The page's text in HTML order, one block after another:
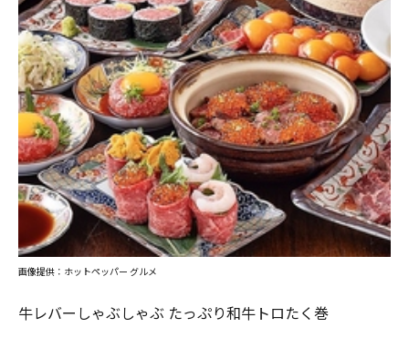
牛レバーしゃぶしゃぶ たっぷり和牛トロたく巻
画像提供：ホットペッパー グルメ